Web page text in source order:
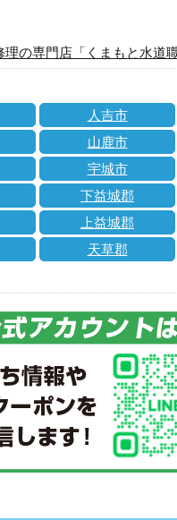
の専門店「くまもと水道
人吉市
山鹿市
宇城市
下益城郡
上益城郡
天草郡